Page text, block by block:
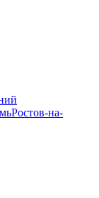
Ростов-на-